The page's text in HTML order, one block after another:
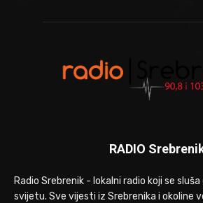
RADIO
Radio Srebrenik - lokalni radio koji se
svijetu. Sve vijesti iz Srebrenika i okoline